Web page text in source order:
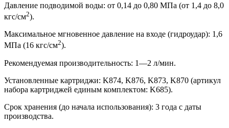
Давление подводимой воды: от 0,14 до 0,80 МПа (от 1,4 до 8,0
кгс/см2).
Максимальное мгновенное давление на входе (гидроудар): 1,6
МПа (16 кгс/см2).
Рекомендуемая производительность: 1—2 л/мин.
Установленные картриджи: K874, K876, K873, K870 (артикул
набора картриджей единым комплектом: K685).
Срок хранения (до начала использования): 3 года с даты
производства.